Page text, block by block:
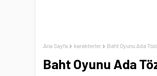
Ana Sayfa karakterler Baht Oyunu Ada
Baht Oyunu Ada